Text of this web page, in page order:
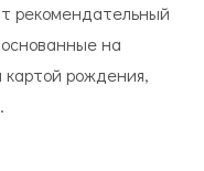
рекомендательный
на
рождения,